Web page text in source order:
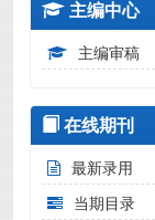
主编中心
主编审稿
在线期刊
最新录用
当期目录